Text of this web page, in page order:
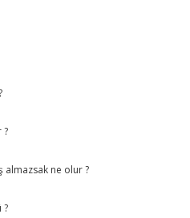
?
almazsak ne olur ?
?